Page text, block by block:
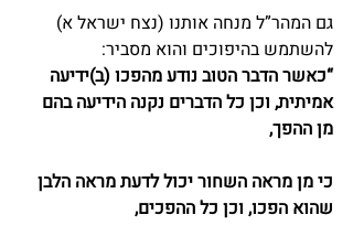
גם המהר”ל מנחה אותנו (נצח ישראל א)
להשתמש בהיפוכים והוא מסביר:
“כאשר הדבר הטוב נודע מהפכו (ב)ידיעה
אמיתית, וכן כל הדברים נקנה הידיעה בהם
מן ההפך,
כי מן מראה השחור יכול לדעת מראה הלבן
שהוא הפכו, וכן כל ההפכים,